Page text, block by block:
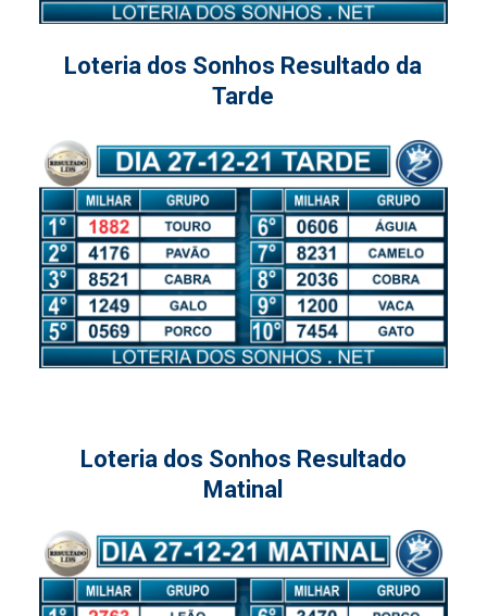
Loteria dos Sonhos Resultado da
Tarde
Loteria dos Sonhos Resultado
Matinal